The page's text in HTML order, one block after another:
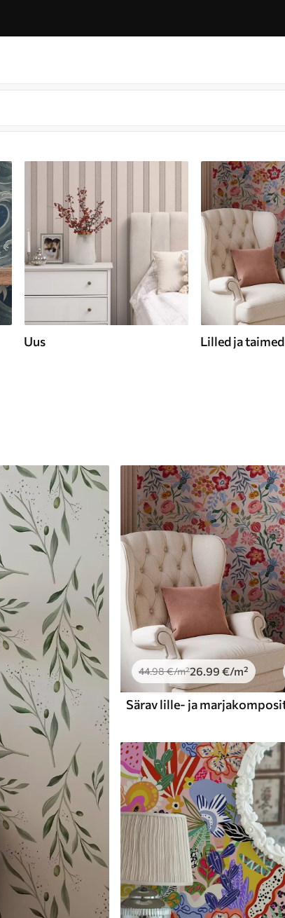
Uus Lilled ja taimed
44.98€/m²26.99 €/m²